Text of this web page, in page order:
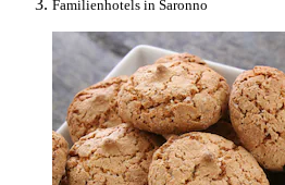
Familienhotels in Saronno